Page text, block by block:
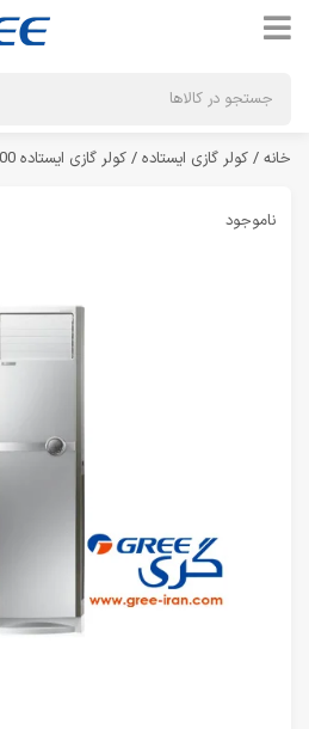
خانه / کولر گازی ایستاده / کولر گازی ایستاده 66000 اینورتر گری مدل کراون
ناموجود